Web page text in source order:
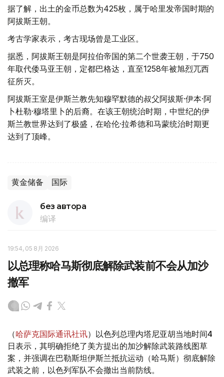
据了解，出土的金币总数为425枚，属于哈里发帝国时期的
阿拔斯王朝。
考古学家表示，考古现场曾是工业区。
据悉，阿拔斯王朝是阿拉伯帝国的第二个世袭王朝，于750
年取代倭马亚王朝，定都巴格达，直至1258年被旭烈兀西
征所灭。
阿拔斯王室是伊斯兰教先知穆罕默德的叔父阿拔斯·伊本·阿
卜杜勒·穆塔里卜的后裔。在该王朝统治时期，中世纪的伊
斯兰教世界达到了极盛，在哈伦·拉希德和马蒙统治时期更
达到了顶峰。
黄金储备 国际
без автора
编译
19:54, 05 8月 2026
以总理称哈马斯彻底解除武装前不会从加沙
撤军
（哈萨克国际通讯社讯）以色列总理内塔尼亚胡当地时间4
日表示，其明确拒绝了美方提出的加沙解除武装路线图草
案，并强调在巴勒斯坦伊斯兰抵抗运动（哈马斯）彻底解除
武装之前，以色列军队不会撤出当前防线。